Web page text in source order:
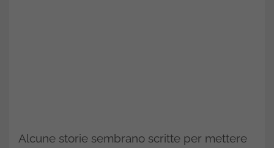
Alcune storie sembrano scritte per mettere